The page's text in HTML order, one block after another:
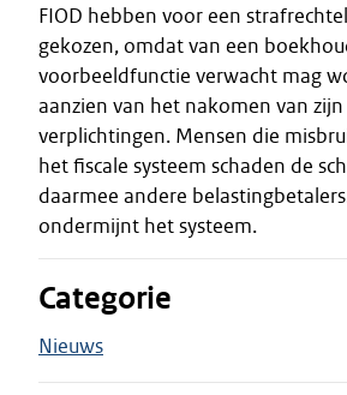
FIOD hebben voor een
gekozen, omdat van een
voorbeeldfunctie verwacht mag
aanzien van het nakomen van zijn
verplichtingen. Mensen die
het fiscale systeem schaden de
daarmee andere
ondermijnt het systeem.
Categorie
Nieuws